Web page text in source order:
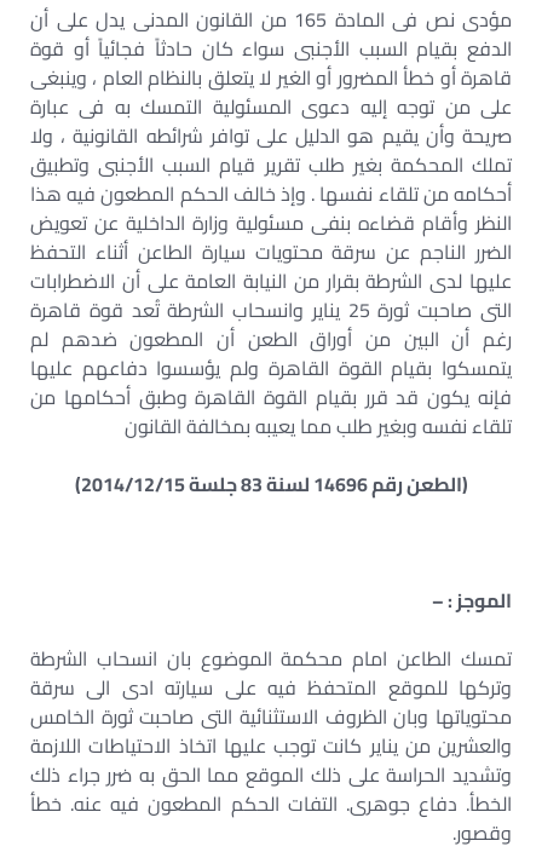
مؤدى نص فى المادة 165 من القانون المدنى يدل على أن
الدفع بقيام السبب الأجنبى سواء كان حادثاً فجائياً أو قوة
قاهرة أو خطأ المضرور أو الغير لا يتعلق بالنظام العام ، وينبغى
على من توجه إليه دعوى المسئولية التمسك به فى عبارة
صريحة وأن يقيم هو الدليل على توافر شرائطه القانونية ، ولا
تملك المحكمة بغير طلب تقرير قيام السبب الأجنبى وتطبيق
أحكامه من تلقاء نفسها . وإذ خالف الحكم المطعون فيه هذا
النظر وأقام قضاءه بنفى مسئولية وزارة الداخلية عن تعويض
الضرر الناجم عن سرقة محتويات سيارة الطاعن أثناء التحفظ
عليها لدى الشرطة بقرار من النيابة العامة على أن الاضطرابات
التى صاحبت ثورة 25 يناير وانسحاب الشرطة تُعد قوة قاهرة
رغم أن البين من أوراق الطعن أن المطعون ضدهم لم
يتمسكوا بقيام القوة القاهرة ولم يؤسسوا دفاعهم عليها
فإنه يكون قد قرر بقيام القوة القاهرة وطبق أحكامها من
تلقاء نفسه وبغير طلب مما يعيبه بمخالفة القانون
(الطعن رقم 14696 لسنة 83 جلسة 2014/12/15)
الموجز : –
تمسك الطاعن امام محكمة الموضوع بان انسحاب الشرطة
وتركها للموقع المتحفظ فيه على سيارته ادى الى سرقة
محتوياتها وبان الظروف الاستثنائية التى صاحبت ثورة الخامس
والعشرين من يناير كانت توجب عليها اتخاذ الاحتياطات اللازمة
وتشديد الحراسة على ذلك الموقع مما الحق به ضرر جراء ذلك
الخطأ. دفاع جوهرى. التفات الحكم المطعون فيه عنه. خطأ
وقصور.